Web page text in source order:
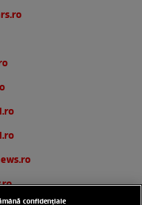
confidențiale